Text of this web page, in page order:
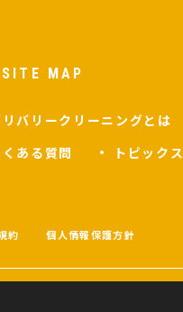
SITE MAP
バリークリーニングとは
ある質問
トピックス
約 個人情報保護方針